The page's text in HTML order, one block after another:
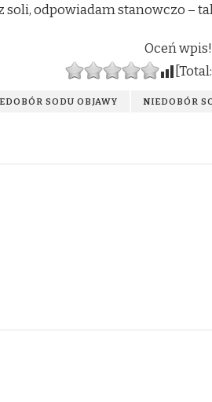
soli, odpowiadam stanowczo –
Oceń wpis!
[Total:
SODU OBJAWY NIEDOBÓR